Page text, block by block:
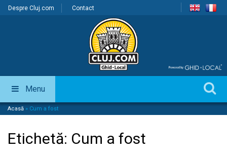
Despre Cluj.com Contact
Menu
Acasă » Cum a fost
Etichetă: Cum a fost